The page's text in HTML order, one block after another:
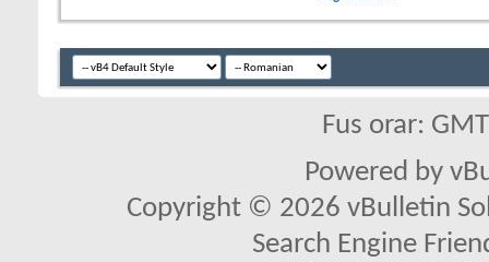
Fus orar:
Powered by
Copyright © 2026 vBulletin
Search Engine